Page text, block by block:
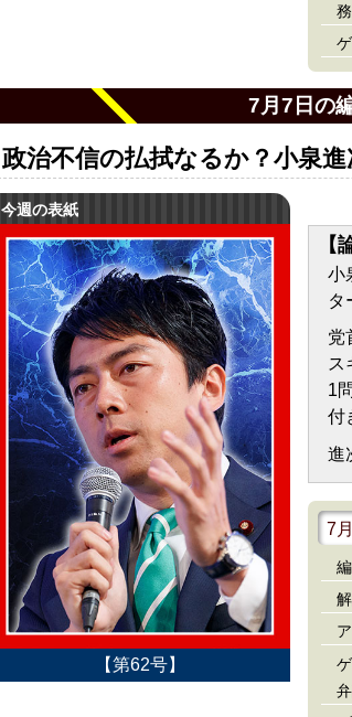
7月7日の
政治不信の払拭なるか？小泉
今週の表紙
【第62号】
【
小
タ
党
ス
1
付
進
7